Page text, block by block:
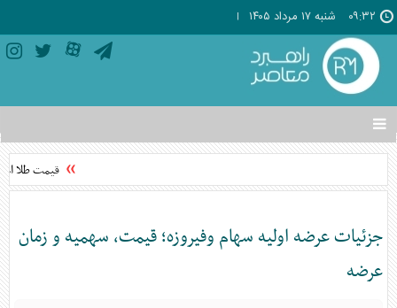
۰۹:۳۲ شنبه ۱۷ مرداد ۱۴۰۵
تغییر
وضعیت
منوی
ها
قیمت طلا امروز شنبه ۱۷
جزئیات عرضه اولیه سهام وفیروزه؛ قیمت، سهمیه و زمان
عرضه